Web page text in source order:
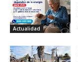
Actualidad